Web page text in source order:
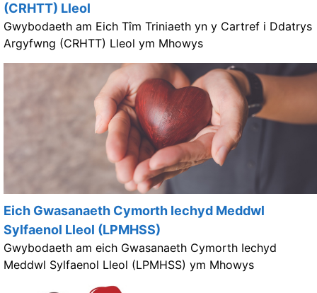
(CRHTT) Lleol
Gwybodaeth am Eich Tîm Triniaeth yn y Cartref i Ddatrys
Argyfwng (CRHTT) Lleol ym Mhowys
Eich Gwasanaeth Cymorth Iechyd Meddwl
Sylfaenol Lleol (LPMHSS)
Gwybodaeth am eich Gwasanaeth Cymorth Iechyd
Meddwl Sylfaenol Lleol (LPMHSS) ym Mhowys